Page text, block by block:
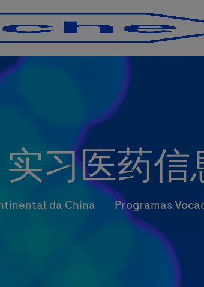
实习医药信
da China Categoria
Programas